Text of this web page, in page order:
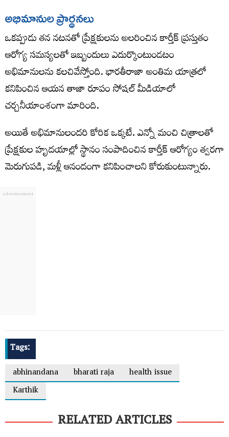
అభిమానుల ప్రార్థనలు
ఒకప్పుడు తన నటనతో ప్రేక్షకులను అలరించిన కార్తీక్ ప్రస్తుతం
ఆరోగ్య సమస్యలతో ఇబ్బందులు ఎదుర్కొంటుండటం
అభిమానులను కలచివేస్తోంది. భారతీరాజా అంతిమ యాత్రలో
కనిపించిన ఆయన తాజా రూపం సోషల్ మీడియాలో
చర్చనీయాంశంగా మారింది.
అయితే అభిమానులందరి కోరిక ఒక్కటే. ఎన్నో మంచి చిత్రాలతో
ప్రేక్షకుల హృదయాల్లో స్థానం సంపాదించిన కార్తీక్ ఆరోగ్యం త్వరగా
మెరుగుపడి, మళ్లీ ఆనందంగా కనిపించాలని కోరుకుంటున్నారు.
Tags:
abhinandana
bharati raja
health issue
Karthik
RELATED ARTICLES